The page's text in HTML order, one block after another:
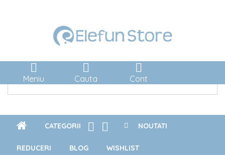

Meniu

Cauta

Cont
 
CATEGORII NOUTATI
REDUCERI BLOG WISHLIST